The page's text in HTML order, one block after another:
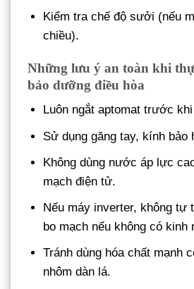
Kiểm tra chế độ sưởi (nếu
chiều).
Những lưu ý an toàn khi
bảo dưỡng điều hòa
Luôn ngắt aptomat trước
Sử dụng găng tay, kính bảo
Không dùng nước áp lực
mạch điện tử.
Nếu máy inverter, không tự
bo mạch nếu không có kinh
Tránh dùng hóa chất mạnh
nhôm dàn lá.